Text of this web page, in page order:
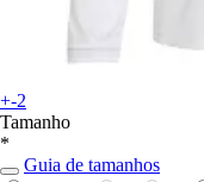
+-2
Tamanho
*
Guia de tamanhos